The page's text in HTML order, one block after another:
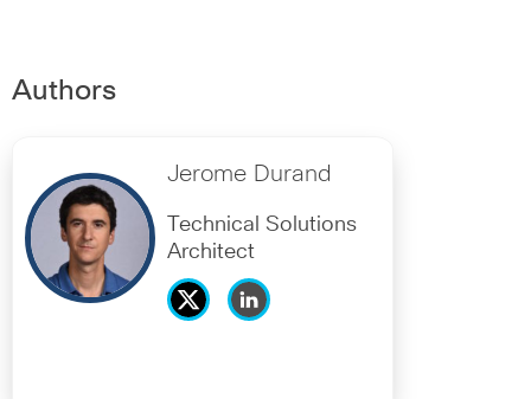
Authors
Jerome Durand
Technical Solutions
Architect